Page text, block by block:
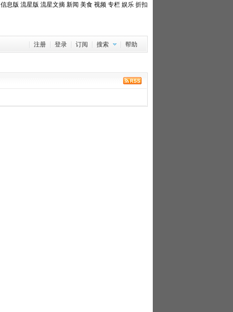
信息版 流星版 流星文摘 新闻 美食 视频 专栏 娱乐 折扣
注册 登录 订阅 搜索 帮助